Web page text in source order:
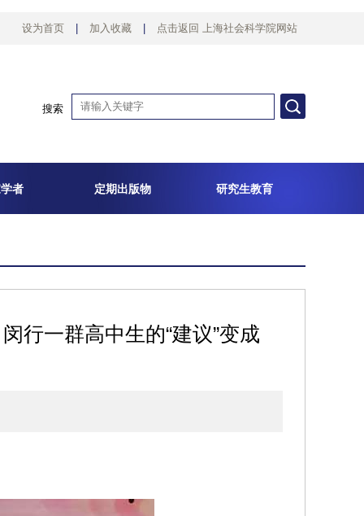
设为首页 加入收藏 点击返回 上海社会科学院网站
搜索
者 定期出版物 研究生教育
行一群高中生的“建议”变成